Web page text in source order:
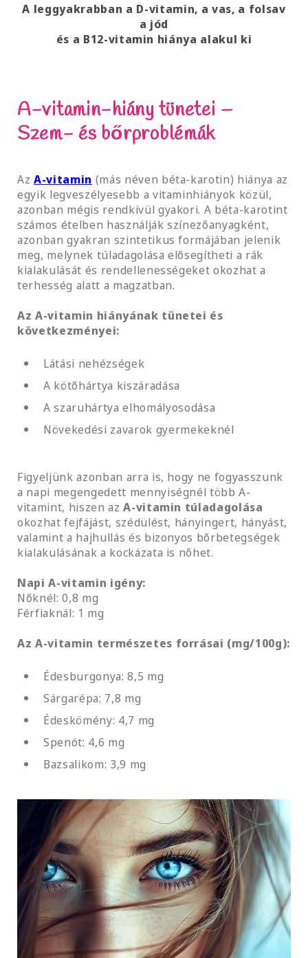
A leggyakrabban a D-vitamin, a vas, a folsav
a jód
és a B12-vitamin hiánya alakul ki
A-vitamin-hiány tünetei –
Szem- és bőrproblémák
Az A-vitamin (más néven béta-karotin) hiánya az
egyik legveszélyesebb a vitaminhiányok közül,
azonban mégis rendkívül gyakori. A béta-karotint
számos ételben használják színezőanyagként,
azonban gyakran szintetikus formájában jelenik
meg, melynek túladagolása elősegítheti a rák
kialakulását és rendellenességeket okozhat a
terhesség alatt a magzatban.
Az A-vitamin hiányának tünetei és
következményei:
Látási nehézségek
A kötőhártya kiszáradása
A szaruhártya elhomályosodása
Növekedési zavarok gyermekeknél
Figyeljünk azonban arra is, hogy ne fogyasszunk
a napi megengedett mennyiségnél több A-
vitamint, hiszen azA-vitamin túladagolása
okozhat fejfájást, szédülést, hányingert, hányást,
valamint a hajhullás és bizonyos bőrbetegségek
kialakulásának a kockázata is nőhet.
Napi A-vitamin igény:
Nőknél: 0,8 mg
Férfiaknál: 1 mg
Az A-vitamin természetes forrásai (mg/100g):
Édesburgonya: 8,5 mg
Sárgarépa: 7,8 mg
Édeskömény: 4,7 mg
Spenót: 4,6 mg
Bazsalikom: 3,9 mg